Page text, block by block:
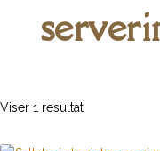
Viser 1 resultat